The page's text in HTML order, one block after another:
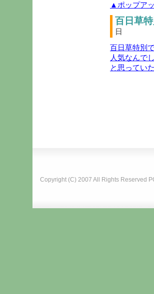
▲ポップア
百日草
日
百日草特別
人気なんで
と思ってい
Copyright (C) 2007 All Rights Reserved